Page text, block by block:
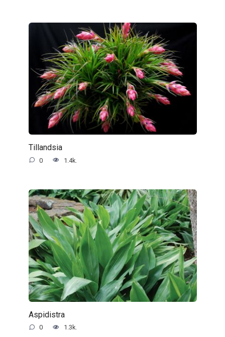
Tillandsia
0 1.4k.
Aspidistra
0 1.3k.